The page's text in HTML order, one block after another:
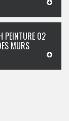
PEINTURE 02
MURS